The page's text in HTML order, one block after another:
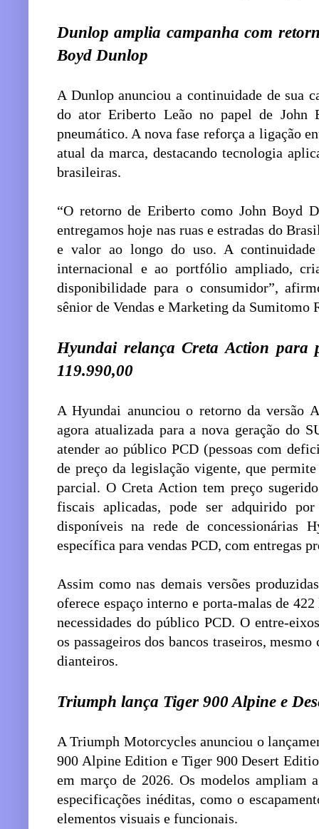
Dunlop amplia campanha com
Boyd Dunlop
A Dunlop anunciou a continuidade de sua
do ator Eriberto Leão no papel de John
pneumático. A nova fase reforça a ligação
atual da marca, destacando tecnologia
brasileiras.
“O retorno de Eriberto como John Boyd
entregamos hoje nas ruas e estradas do
e valor ao longo do uso. A continuidade
internacional e ao portfólio ampliado,
disponibilidade para o consumidor”,
sênior de Vendas e Marketing da Sumitomo
Hyundai relança Creta Action para
119.990,00
A Hyundai anunciou o retorno da versão
agora atualizada para a nova geração do
atender ao público PCD (pessoas com
de preço da legislação vigente, que
parcial. O Creta Action tem preço
fiscais aplicadas, pode ser adquirido
disponíveis na rede de concessionárias
específica para vendas PCD, com entregas
Assim como nas demais versões
oferece espaço interno e porta-malas de
necessidades do público PCD. O entre-
os passageiros dos bancos traseiros,
dianteiros.
Triumph lança Tiger 900 Alpine e
A Triumph Motorcycles anunciou o
900 Alpine Edition e Tiger 900 Desert
em março de 2026. Os modelos ampliam
especificações inéditas, como o
elementos visuais e funcionais.